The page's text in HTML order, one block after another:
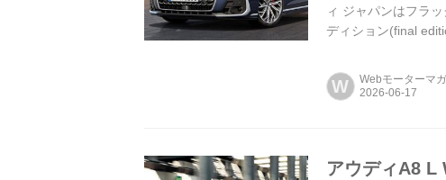
ィ ジャパンはフラ
ディション(final
W Webモーターマ
アウディA8 L